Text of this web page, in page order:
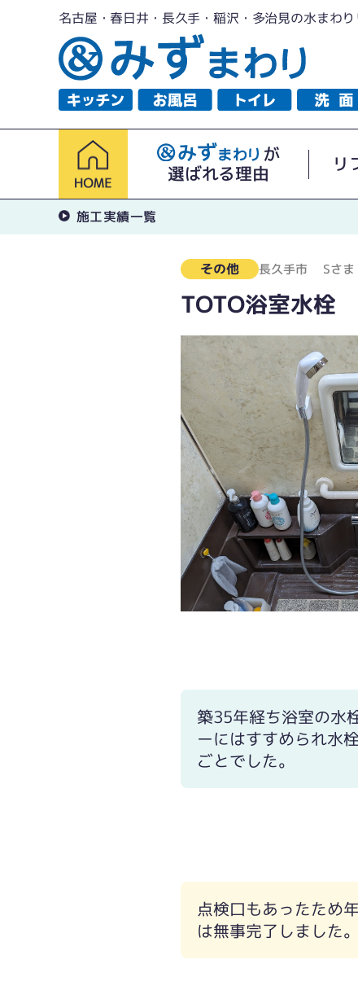
名古屋・春日井・長久手・稲沢・多治見の水まわ
が
選ばれる理由
リ
施工実績一覧
その他 長久手市 Sさま
TOTO浴室水
築35年経ち浴室の水
ーにはすすめられ水
ごとでした。
点検口もあったため
は無事完了しました。
使い勝手には心配なく節湯効果も期